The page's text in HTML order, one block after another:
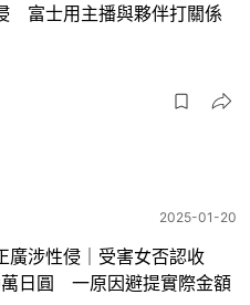
富士用主播與夥伴打關係
2025-01-20
廣涉性侵｜受害女否認收
日圓 一原因避提實際金額